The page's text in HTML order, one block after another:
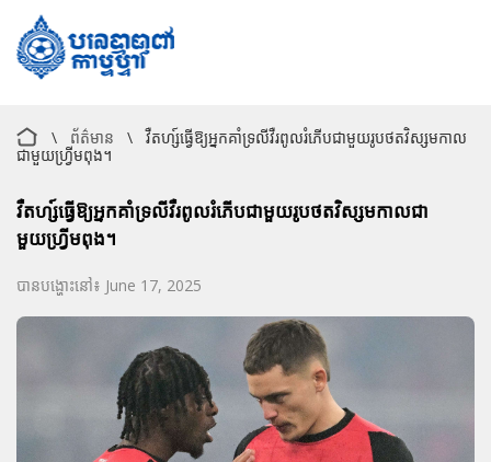
\ ព័ត៌មាន \
វឺតហ្ស៍ធ្វើឱ្យអ្នកគាំទ្រលីវឺរពូលរំភើបជាមួយរូបថតវិស្សមកាល
ជាមួយហ្វ្រីមពុង។
វឺតហ្ស៍ធ្វើឱ្យអ្នកគាំទ្រលីវឺរពូលរំភើបជាមួយរូបថតវិស្សមកាលជា
មួយហ្វ្រីមពុង។
បានបង្ហោះនៅ៖ June 17, 2025